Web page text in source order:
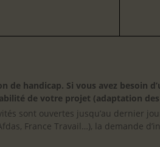
de handicap. Si vous avez besoin
de votre projet (adaptation
sont ouvertes jusqu’au dernier
France Travail…), la demande